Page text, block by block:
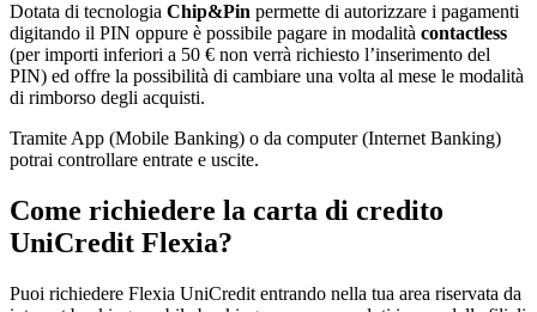
Dotata di tecnologia Chip&Pin permette di autorizzare i pagamenti
digitando il PIN oppure è possibile pagare in modalità contactless
(per importi inferiori a 50 € non verrà richiesto l’inserimento del
PIN) ed offre la possibilità di cambiare una volta al mese le modalità
di rimborso degli acquisti.
Tramite App (Mobile Banking) o da computer (Internet Banking)
potrai controllare entrate e uscite.
Come richiedere la carta di credito
UniCredit Flexia?
Puoi richiedere Flexia UniCredit entrando nella tua area riservata da